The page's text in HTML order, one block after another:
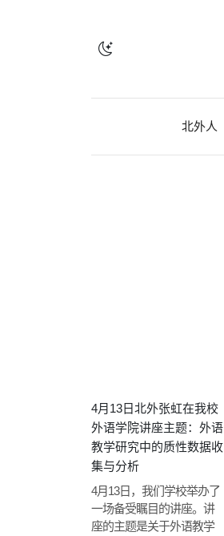
北外人
4月13日北外张虹在我校
外语学院讲座主题：外语
教学研究中的质性数据收
集与分析
4月13日，我们学校举办了
一场备受瞩目的讲座。讲
座的主题是关于外语教学